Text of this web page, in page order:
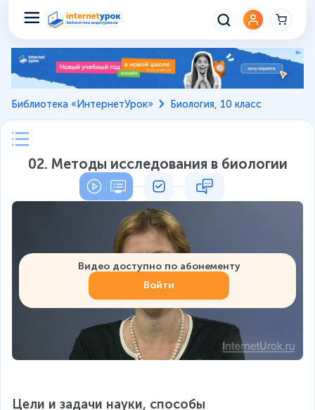
Библиотека «ИнтернетУрок» Биология, 10 класс
02. Методы исследования в биологии
Видео доступно по абонементу
Войти
Цели и задачи науки, способы